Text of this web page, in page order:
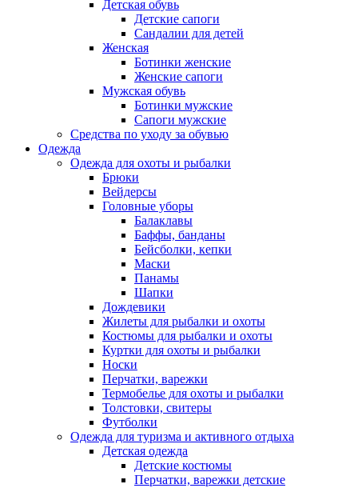
Детская обувь
Детские сапоги
Сандалии для детей
Женская
Ботинки женские
Женские сапоги
Мужская обувь
Ботинки мужские
Сапоги мужские
Средства по уходу за обувью
Одежда
Одежда для охоты и рыбалки
Брюки
Вейдерсы
Головные уборы
Балаклавы
Баффы, банданы
Бейсболки, кепки
Маски
Панамы
Шапки
Дождевики
Жилеты для рыбалки и охоты
Костюмы для рыбалки и охоты
Куртки для охоты и рыбалки
Носки
Перчатки, варежки
Термобелье для охоты и рыбалки
Толстовки, свитеры
Футболки
Одежда для туризма и активного отдыха
Детская одежда
Детские костюмы
Перчатки, варежки детские